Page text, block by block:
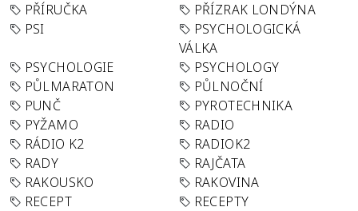
PŘÍRUČKA
PŘÍZRAK LONDÝNA
PSI
PSYCHOLOGICKÁ
VÁLKA
PSYCHOLOGIE
PSYCHOLOGY
PŮLMARATON
PŮLNOČNÍ
PUNČ
PYROTECHNIKA
PYŽAMO
RADIO
RÁDIO K2
RADIOK2
RADY
RAJČATA
RAKOUSKO
RAKOVINA
RECEPT
RECEPTY